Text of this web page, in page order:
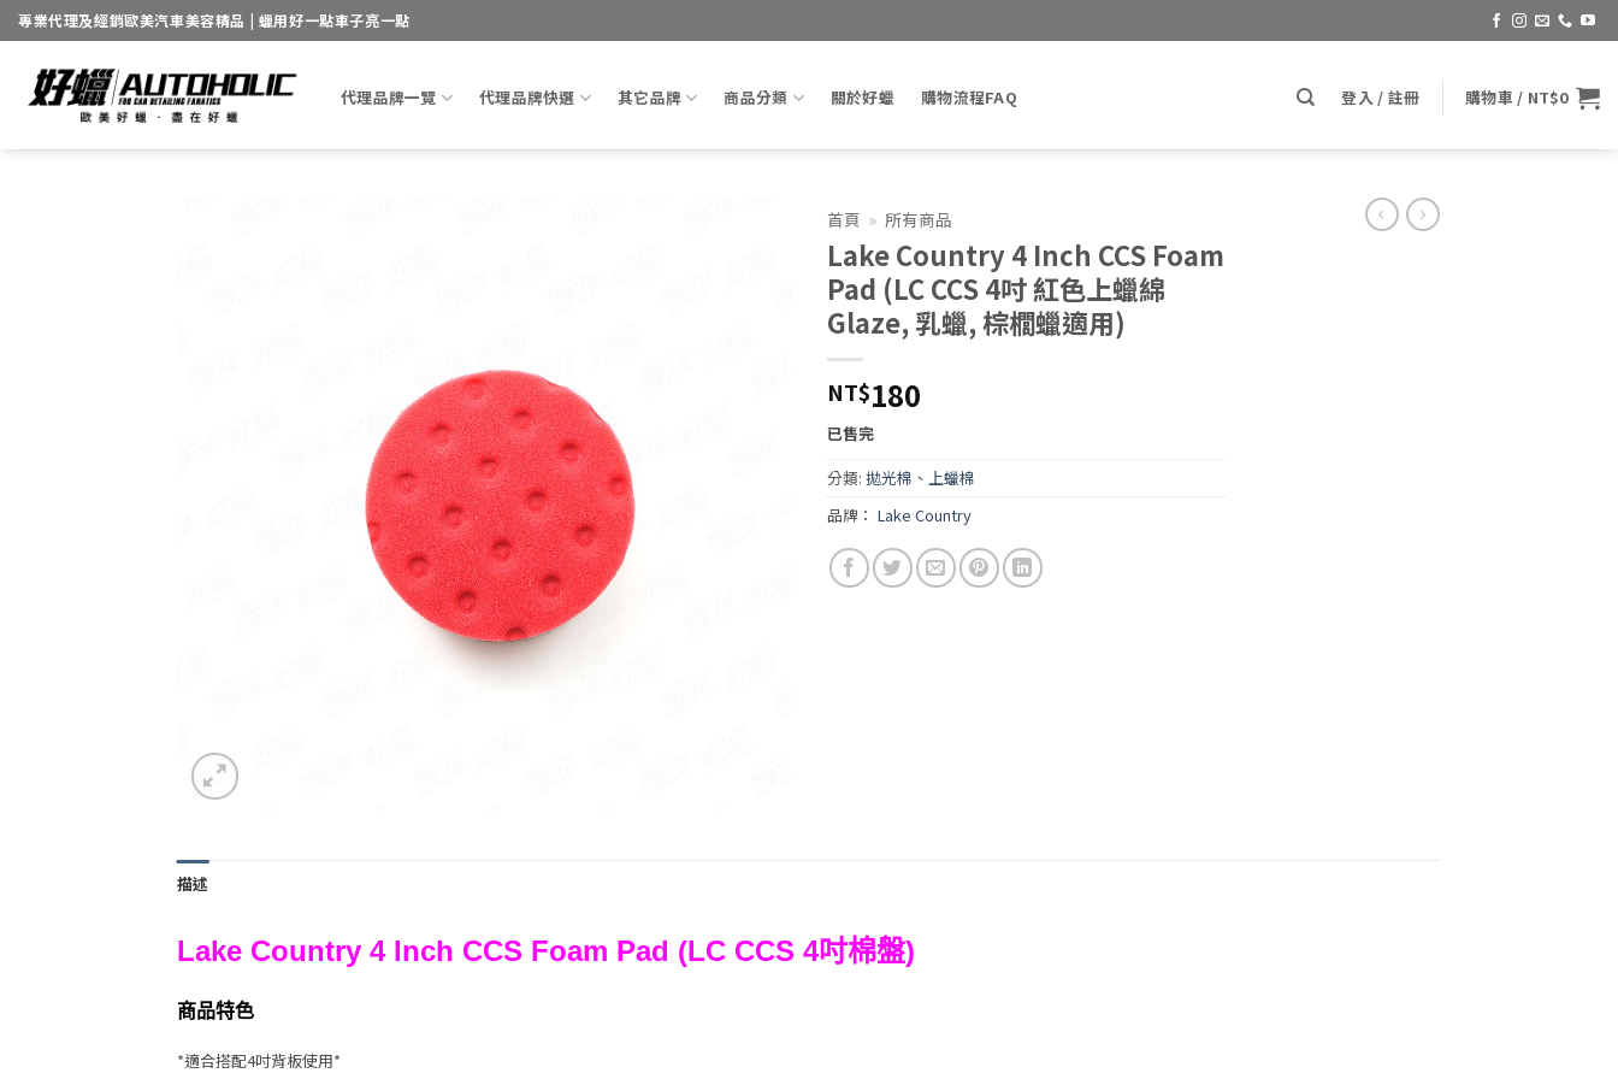
Skip
to
content
專業代理及經銷歐美汽車美容精品 | 蠟用好一點車子亮一點
代理品牌一覽 代理品牌快選 其它品牌 商品分類 關於好蠟 購物流程FAQ 登入 / 註冊 購物車 / NT$0
首頁 » 所有商品
Lake Country 4 Inch CCS Foam
Pad (LC CCS 4吋 紅色上蠟綿
Glaze, 乳蠟, 棕櫚蠟適用)
NT$180
已售完
分類: 拋光棉、上蠟棉
品牌： Lake Country
描述
Lake Country 4 Inch CCS Foam Pad (LC CCS 4吋棉盤)
商品特色
*適合搭配4吋背板使用*